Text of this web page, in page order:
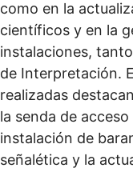
como en la
científicos y en la
instalaciones,
de Interpretación.
realizadas
la senda de
instalación de
señalética y la